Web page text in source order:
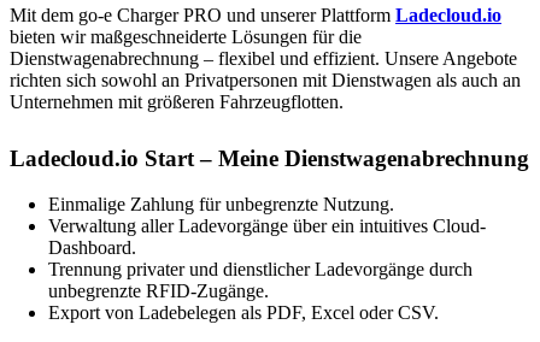
Mit dem go-e Charger PRO und unserer Plattform Ladecloud.io
bieten wir maßgeschneiderte Lösungen für die
Dienstwagenabrechnung – flexibel und effizient. Unsere Angebote
richten sich sowohl an Privatpersonen mit Dienstwagen als auch an
Unternehmen mit größeren Fahrzeugflotten.
Ladecloud.io Start – Meine Dienstwagenabrechnung
Einmalige Zahlung für unbegrenzte Nutzung.
Verwaltung aller Ladevorgänge über ein intuitives Cloud-
Dashboard.
Trennung privater und dienstlicher Ladevorgänge durch
unbegrenzte RFID-Zugänge.
Export von Ladebelegen als PDF, Excel oder CSV.